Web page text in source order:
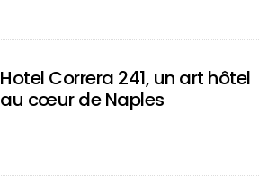
Hotel Correra 241, un art hôtel
au cœur de Naples